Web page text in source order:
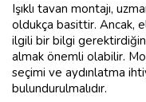
Işıklı tavan montajı,
oldukça basittir. Ancak,
ilgili bir bilgi
almak önemli olabilir.
seçimi ve aydınlatma
bulundurulmalıdır.